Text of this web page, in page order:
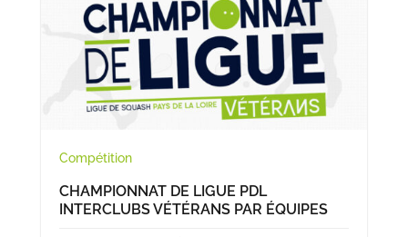
Compétition
CHAMPIONNAT DE LIGUE PDL
INTERCLUBS VÉTÉRANS PAR ÉQUIPES